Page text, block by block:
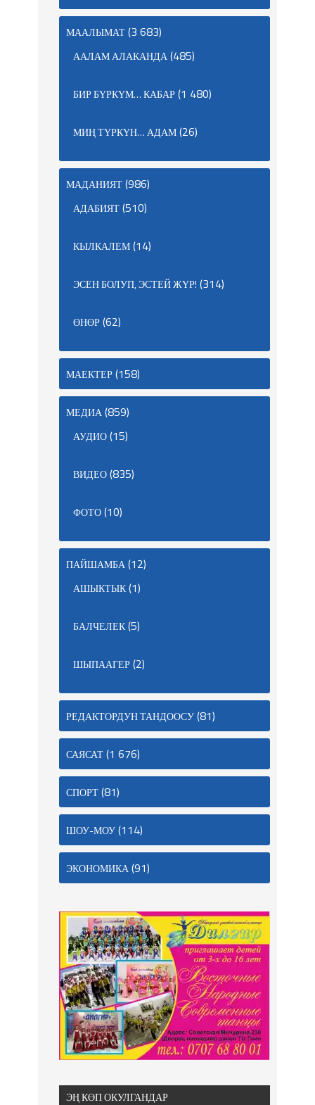
МААЛЫМАТ(3 683)
ААЛАМ АЛАКАНДА(485)
БИР БҮРКҮМ… КАБАР(1 480)
МИҢ ТҮРКҮН… АДАМ(26)
МАДАНИЯТ(986)
АДАБИЯТ(510)
КЫЛКАЛЕМ(14)
ЭСЕН БОЛУП, ЭСТЕЙ ЖҮР! (314)
ӨНӨР(62)
МАЕКТЕР(158)
МЕДИА(859)
АУДИО(15)
ВИДЕО(835)
ФОТО(10)
ПАЙШАМБА(12)
АШЫКТЫК(1)
БАЛЧЕЛЕК(5)
ШЫПААГЕР(2)
РЕДАКТОРДУН ТАНДООСУ(81)
САЯСАТ(1 676)
СПОРТ(81)
ШОУ-МОУ(114)
ЭКОНОМИКА(91)
ЭҢ КӨП ОКУЛГАНДАР